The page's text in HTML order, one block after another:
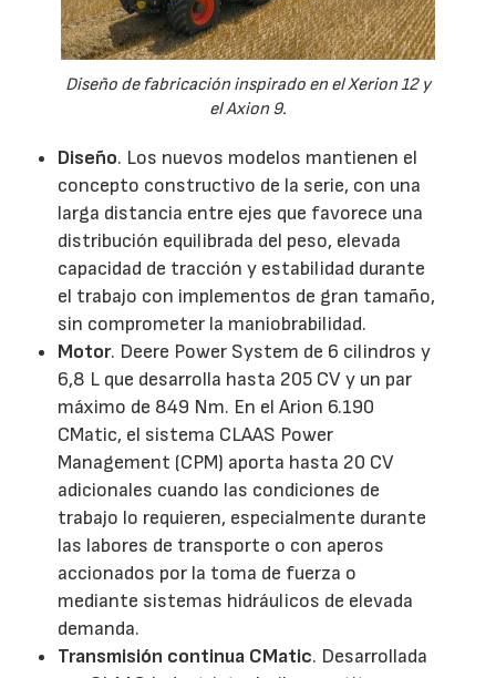
Diseño de fabricación inspirado en el Xerion 12 y
el Axion 9.
Diseño. Los nuevos modelos mantienen el
concepto constructivo de la serie, con una
larga distancia entre ejes que favorece una
distribución equilibrada del peso, elevada
capacidad de tracción y estabilidad durante
el trabajo con implementos de gran tamaño,
sin comprometer la maniobrabilidad.
Motor. Deere Power System de 6 cilindros y
6,8 L que desarrolla hasta 205 CV y un par
máximo de 849 Nm. En el Arion 6.190
CMatic, el sistema CLAAS Power
Management (CPM) aporta hasta 20 CV
adicionales cuando las condiciones de
trabajo lo requieren, especialmente durante
las labores de transporte o con aperos
accionados por la toma de fuerza o
mediante sistemas hidráulicos de elevada
demanda.
Transmisión continua CMatic. Desarrollada